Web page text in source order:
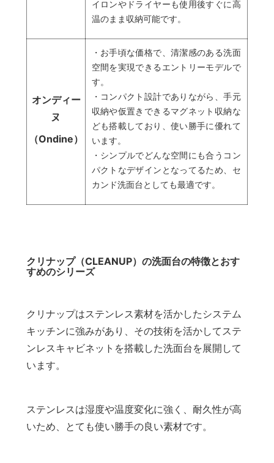
イロンやドライヤーも使用後すぐに高
温のまま収納可能です。
オンディー
ヌ
（Ondine）
・お手頃な価格で、清潔感のある洗面
空間を実現できるエントリーモデルで
す。
・コンパクト設計でありながら、手元
収納や仮置きできるマグネット収納な
ども搭載しており、使い勝手に優れて
います。
・シンプルでどんな空間にも合うコン
パクトなデザインとなってるため、セ
カンド洗面台としても最適です。
クリナップ（CLEANUP）の洗面台の特徴とおす
すめのシリーズ
クリナップはステンレス素材を活かしたシステム
キッチンに強みがあり、その技術を活かしてステ
ンレスキャビネットを搭載した洗面台を展開して
います。
ステンレスは湿度や温度変化に強く、耐久性が高
いため、とても使い勝手の良い素材です。